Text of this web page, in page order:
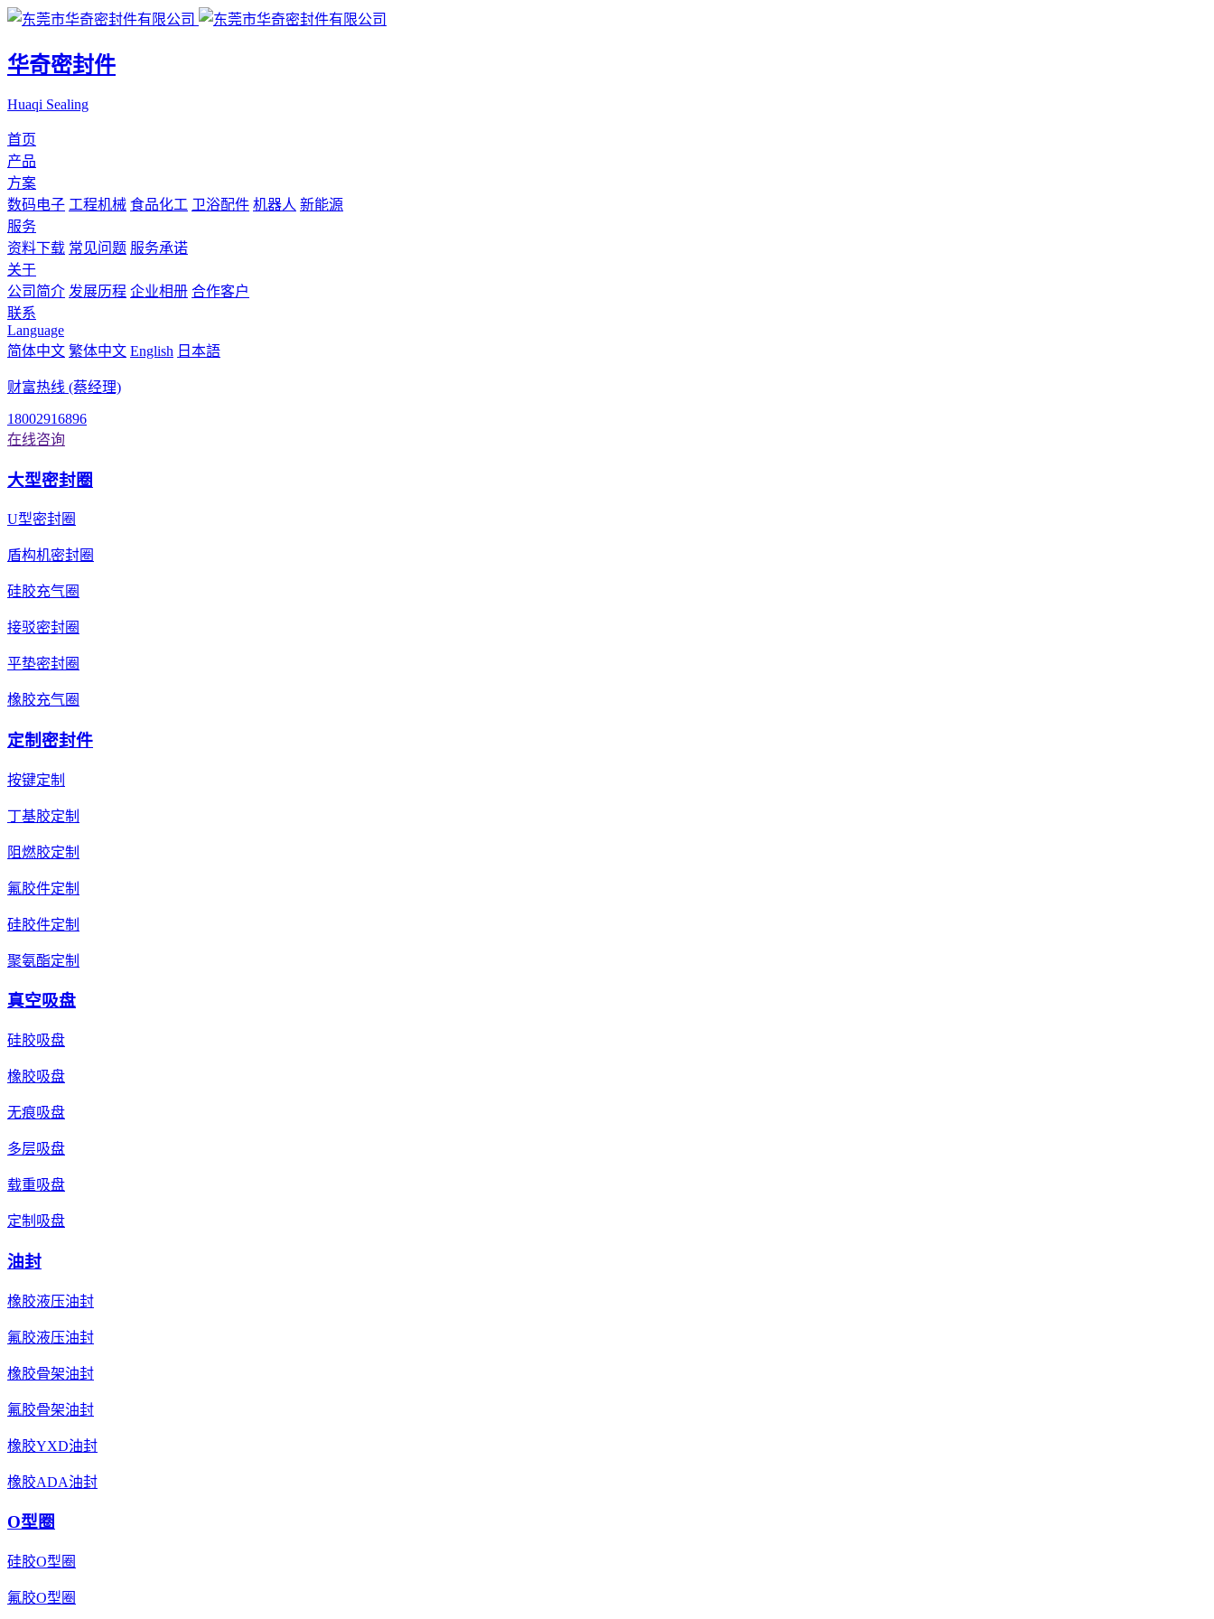
华奇密封件
Huaqi Sealing
首页
产品
方案
数码电子 工程机械 食品化工 卫浴配件 机器人 新能源
服务
资料下载 常见问题 服务承诺
关于
公司简介 发展历程 企业相册 合作客户
联系
Language
简体中文 繁体中文 English 日本語
财富热线 (蔡经理)
18002916896
在线咨询
大型密封圈
U型密封圈
盾构机密封圈
硅胶充气圈
接驳密封圈
平垫密封圈
橡胶充气圈
定制密封件
按键定制
丁基胶定制
阻燃胶定制
氟胶件定制
硅胶件定制
聚氨酯定制
真空吸盘
硅胶吸盘
橡胶吸盘
无痕吸盘
多层吸盘
载重吸盘
定制吸盘
油封
橡胶液压油封
氟胶液压油封
橡胶骨架油封
氟胶骨架油封
橡胶YXD油封
橡胶ADA油封
O型圈
硅胶O型圈
氟胶O型圈